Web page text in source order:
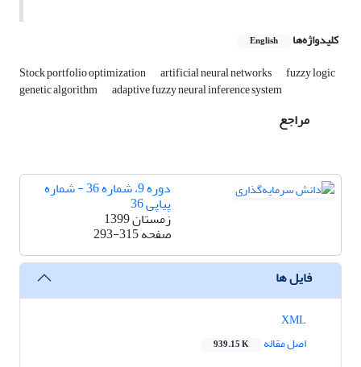
کلیدواژه‌ها English
Stock portfolio optimization artificial neural networks fuzzy logic
genetic algorithm adaptive fuzzy neural inference system
مراجع
دوره 9، شماره 36 - شماره
پیاپی 36
زمستان 1399
صفحه293-315
فایل ها
اصل مقاله
939.15 K